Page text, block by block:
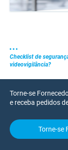
Checklist de
videovigilância?
Torne-se
e receba pedidos
Torne-se